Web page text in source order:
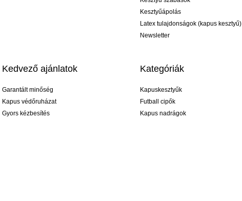
Kesztyűápolás
Latex tulajdonságok (kapus kesztyű)
Newsletter
Kedvező ajánlatok
Garantált minőség
Kapus védőruházat
Gyors kézbesítés
Kategóriák
Kapuskesztyűk
Futball cipők
Kapus nadrágok